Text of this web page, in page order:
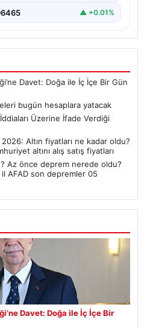
▲ +0.01%
Davet: Doğa ile İç İçe Bir Gün
bugün hesaplara yatacak
Üzerine İfade Verdiği
2026: Altın fiyatları ne kadar oldu?
altını alış satış fiyatları
Az önce deprem nerede oldu?
AFAD son depremler 05
Davet: Doğa ile İç İçe Bir